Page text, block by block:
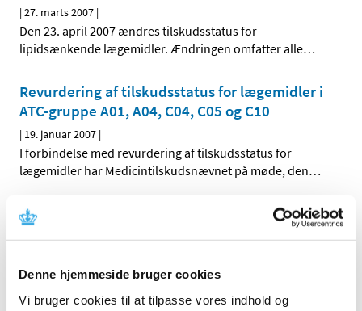
Denne hjemmeside bruger cookies
Vi bruger cookies til at tilpasse vores indhold og
|27. marts 2007 |
Den 23. april 2007 ændres tilskudsstatus for
lipidsænkende lægemidler. Ændringen omfatter alle…
Revurdering af tilskudsstatus for lægemidler i
ATC-gruppe A01, A04, C04, C05 og C10
| 19. januar 2007 |
I forbindelse med revurdering af tilskudsstatus for
lægemidler har Medicintilskudsnævnet på møde, den…
Alle (2506)
2026 (84)
2025 (158)